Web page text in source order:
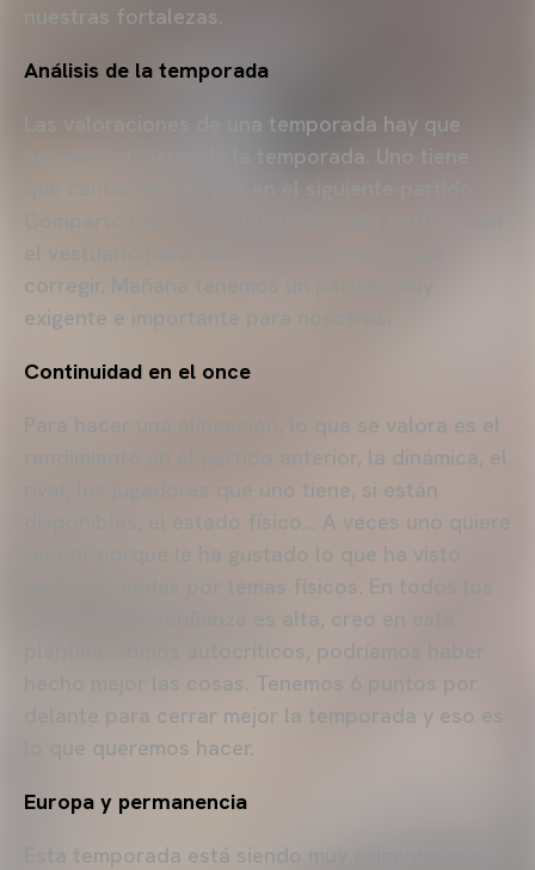
nuestras fortalezas.
Análisis de la temporada
Las valoraciones de una temporada hay que
hacerlas al cierre de la temporada. Uno tiene
corregir. Mañana tenemos un partido muy
exigente e importante para nosotros.
Continuidad en el once
Para hacer una alineación, lo que se valora es el
rendimiento en el partido anterior, la dinámica, el
rival, los jugadores que uno tiene, si están
disponibles, el estado físico… A veces uno quiere
repetir porque le ha gustado lo que ha visto
pero no puedes por temas físicos. En todos los
jugadores la confianza es alta, creo en esta
plantilla. Somos autocríticos, podríamos haber
hecho mejor las cosas. Tenemos 6 puntos por
delante para cerrar mejor la temporada y eso es
lo que queremos hacer.
Europa y permanencia
Esta temporada está siendo muy exigente, con